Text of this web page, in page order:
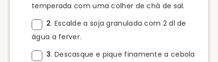
temperada com uma colher de chá de sal.
2. Escalde a soja granulada com 2 dl de
água a ferver.
3. Descasque e pique finamente a cebola